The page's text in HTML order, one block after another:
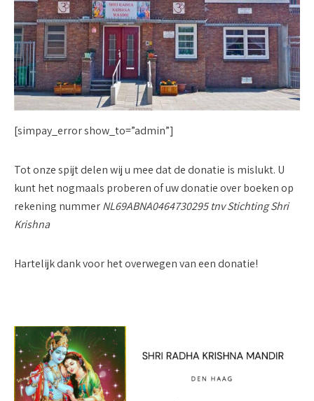
[simpay_error show_to=”admin”]
Tot onze spijt delen wij u mee dat de donatie is mislukt. U
kunt het nogmaals proberen of uw donatie over boeken op
rekening nummerNL69ABNA0464730295 tnv Stichting Shri
Krishna
Hartelijk dank voor het overwegen van een donatie!